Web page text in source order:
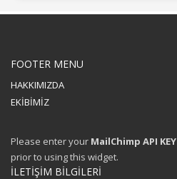
FOOTER MENU
HAKKIMIZDA
EKİBİMİZ
Please enter your MailChimp API KEY
prior to using this widget.
İLETİŞİM BİLGİLERİ